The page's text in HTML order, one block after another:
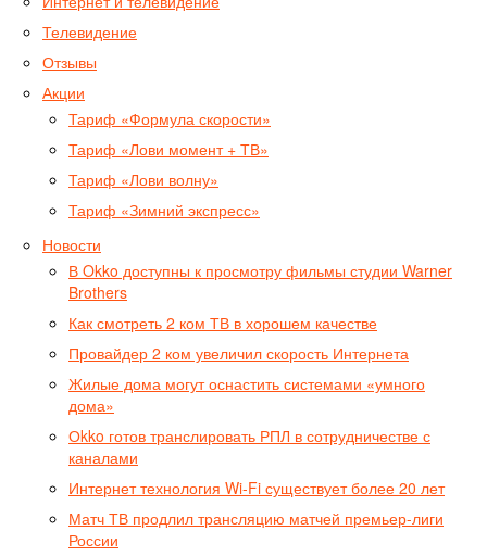
Телевидение
Отзывы
Акции
Тариф «Формула скорости»
Тариф «Лови момент + ТВ»
Тариф «Лови волну»
Тариф «Зимний экспресс»
Новости
В Okko доступны к просмотру фильмы студии Warner
Brothers
Как смотреть 2 ком ТВ в хорошем качестве
Провайдер 2 ком увеличил скорость Интернета
Жилые дома могут оснастить системами «умного
дома»
Оkko готов транслировать РПЛ в сотрудничестве с
каналами
Интернет технология Wi-Fi существует более 20 лет
Матч ТВ продлил трансляцию матчей премьер-лиги
России